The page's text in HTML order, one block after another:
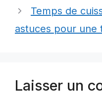
Temps de
astuces pour une
Laisser un